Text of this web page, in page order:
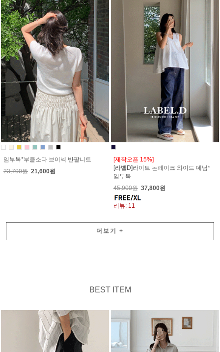
임부복*부클소다 브이넥 반팔니트
23,700원 21,600원
[제작오픈 15%]
[라벨D]라이트 논페이크 와이드 데님*
임부복
45,900원 37,800원
리뷰: 11
더보기 +
BEST ITEM